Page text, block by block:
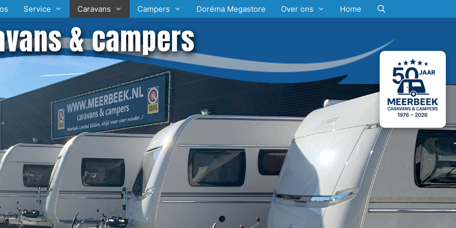
Service Caravans Campers Doréma Megastore Over ons Home
& campers